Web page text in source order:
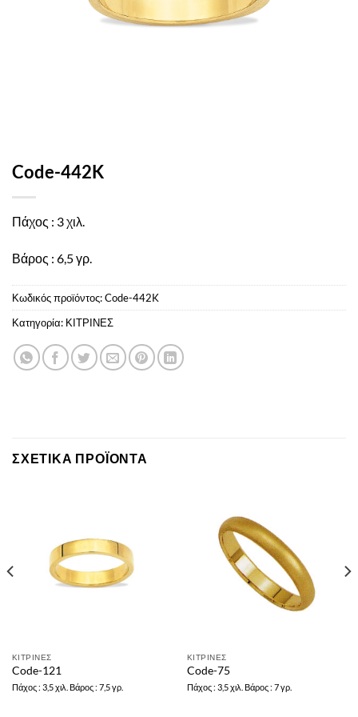
Code-442K
Πάχος : 3 χιλ.
Βάρος : 6,5 γρ.
Κωδικός προϊόντος:Code-442K
Κατηγορία: ΚΙΤΡΙΝΕΣ
ΣΧΕΤΙΚΆ ΠΡΟΪΌΝΤΑ
ΚΙΤΡΙΝΕΣ
Code-121
Πάχος : 3,5 χιλ. Βάρος : 7,5 γρ.
ΚΙΤΡΙΝΕΣ
Code-75
Πάχος : 3,5 χιλ. Βάρος : 7 γρ.